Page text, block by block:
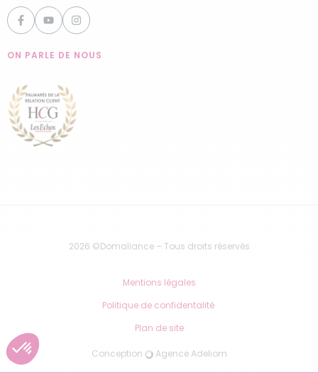
ON PARLE DE NOUS
2026 ©Domaliance – Tous droits réservés
Mentions légales
Politique de confidentalité
Plan de site
Conception Agence Adeliom